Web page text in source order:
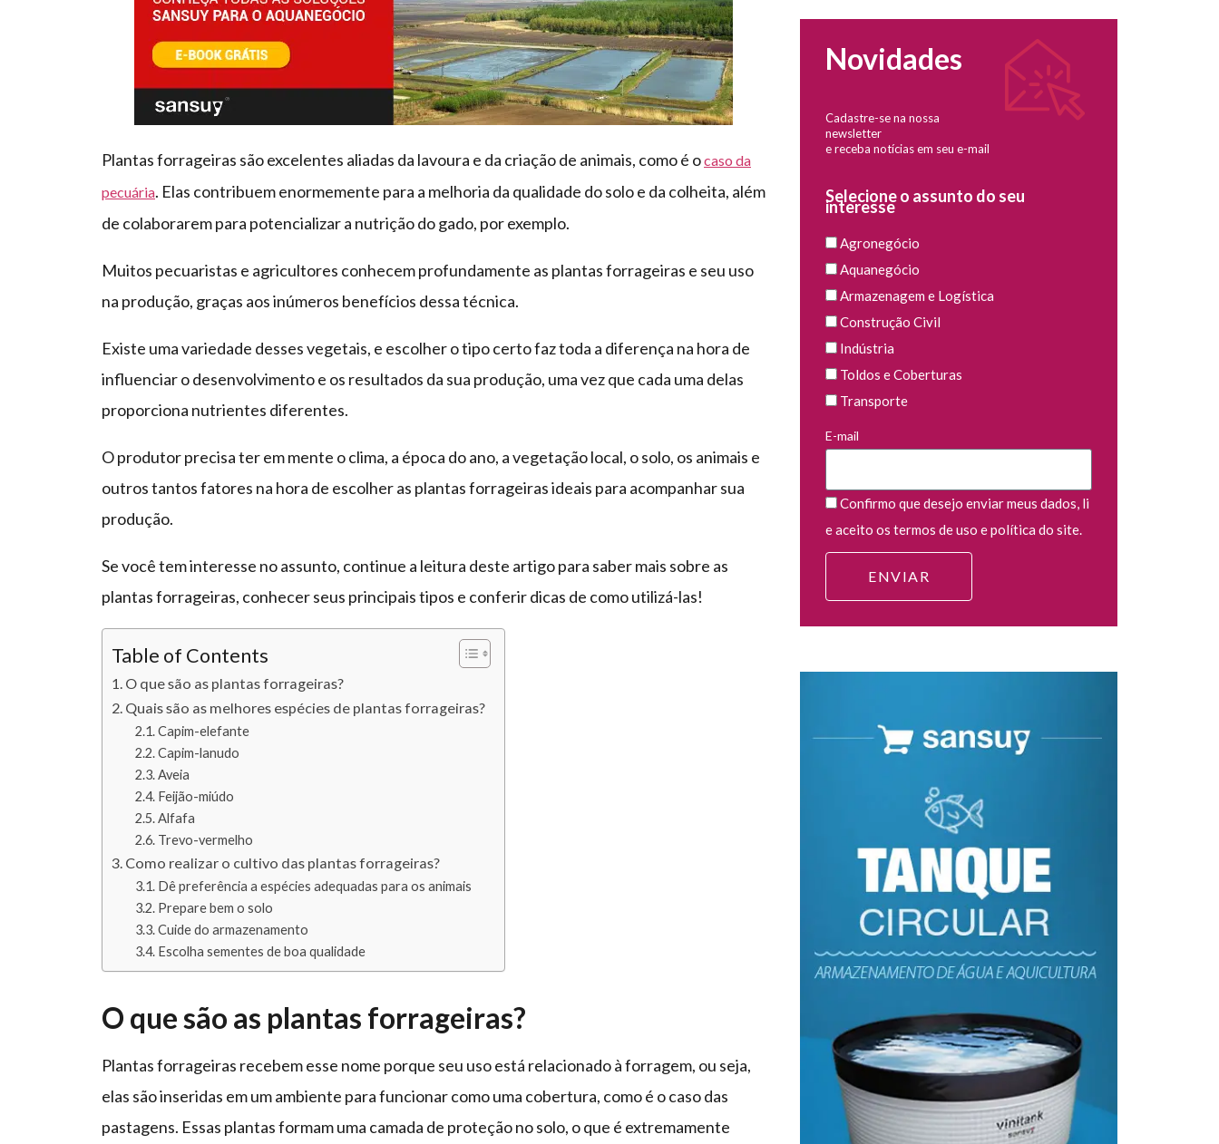
Plantas forrageiras são excelentes aliadas da lavoura e da criação de animais, como é ocaso da
pecuária. Elas contribuem enormemente para a melhoria da qualidade do solo e da colheita, além
de colaborarem para potencializar a nutrição do gado, por exemplo.
Muitos pecuaristas e agricultores conhecem profundamente as plantas forrageiras e seu uso
na produção, graças aos inúmeros benefícios dessa técnica.
Existe uma variedade desses vegetais, e escolher o tipo certo faz toda a diferença na hora de
influenciar o desenvolvimento e os resultados da sua produção, uma vez que cada uma delas
proporciona nutrientes diferentes.
O produtor precisa ter em mente o clima, a época do ano, a vegetação local, o solo, os animais e
outros tantos fatores na hora de escolher as plantas forrageiras ideais para acompanhar sua
produção.
Se você tem interesse no assunto, continue a leitura deste artigo para saber mais sobre as
plantas forrageiras, conhecer seus principais tipos e conferir dicas de como utilizá-las!
Table of Contents
O que são as plantas forrageiras?
Quais são as melhores espécies de plantas forrageiras?
Capim-elefante
Capim-lanudo
Aveia
Feijão-miúdo
Alfafa
Trevo-vermelho
Como realizar o cultivo das plantas forrageiras?
Dê preferência a espécies adequadas para os animais
Prepare bem o solo
Cuide do armazenamento
Escolha sementes de boa qualidade
O que são as plantas forrageiras?
Plantas forrageiras recebem esse nome porque seu uso está relacionado à forragem, ou seja,
elas são inseridas em um ambiente para funcionar como uma cobertura, como é o caso das
pastagens. Essas plantas formam uma camada de proteção no solo, o que é extremamente
Novidades
Cadastre-se na nossa
newsletter
e receba notícias em seu e-mail
Selecione o assunto do seu
interesse
Agronegócio
Aquanegócio
Armazenagem e Logística
Construção Civil
Indústria
Toldos e Coberturas
Transporte
E-mail
Confirmo que desejo enviar meus dados, li
e aceito os termos de uso e política do site.